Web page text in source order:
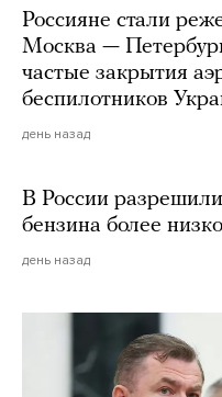
Россияне стали
Москва —
частые закрытия
беспилотников
день назад
В России
бензина более
день назад